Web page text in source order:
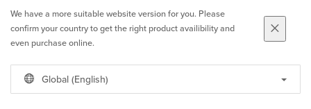
We have a more suitable website version for you. Please
confirm your country to get the right product availibility and
even purchase online.
Global (English)